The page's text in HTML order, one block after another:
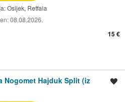
Osijek, Retfala
08.08.2026.
15 €
Nogomet Hajduk Split (iz